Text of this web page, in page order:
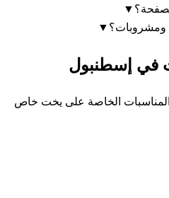
▼
ومشروبات؟▼
في إسطنبول
والمناسبات الخاصة على يخت خاص